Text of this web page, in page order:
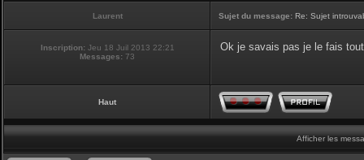
Laurent Sujet du message: Re: Sujet
Inscription: Jeu 18 Juil 2013 22:21
Messages: 73
Ok je savais pas je le fais
Haut
Afficher les